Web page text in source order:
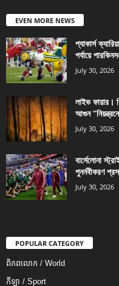
EVEN MORE NEWS
প্যাকার্স
পর্যায়ে
July 30, 2026
লাইভ ফায়ার।
আগুন
July 30, 2026
বার্সেলোনা
পুনর্নবীকরণ
July 30, 2026
POPULAR CATEGORY
ពិភពលោក / World
កីឡា / Sport